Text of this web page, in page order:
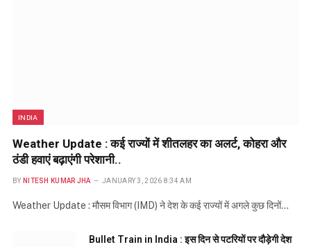
INDIA
Weather Update : कई राज्यों में शीतलहर का अलर्ट, कोहरा और
ठंडी हवाएं बढ़ाएंगी परेशानी..
BY NITESH KUMAR JHA JANUARY 3, 2026 8:34 AM
Weather Update : मौसम विभाग (IMD) ने देश के कई राज्यों में अगले कुछ दिनों…
Bullet Train in India : इस दिन से पटरियों पर दौड़ेगी देश